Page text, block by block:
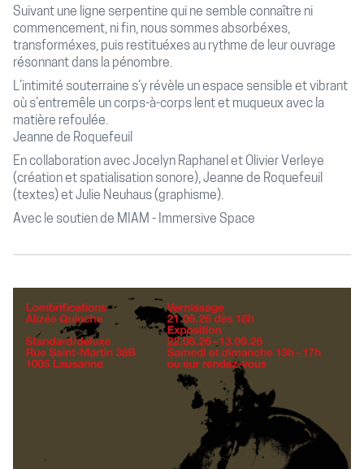
Suivant une ligne serpentine qui ne semble connaître ni
commencement, ni fin, nous sommes absorbéxes,
transforméxes, puis restituéxes au rythme de leur ouvrage
résonnant dans la pénombre.
L’intimité souterraine s’y révèle un espace sensible et vibrant
où s’entremêle un corps-à-corps lent et muqueux avec la
matière refoulée.
Jeanne de Roquefeuil
En collaboration avec Jocelyn Raphanel et Olivier Verleye
(création et spatialisation sonore), Jeanne de Roquefeuil
(textes) et Julie Neuhaus (graphisme).
Avec le soutien de MIAM - Immersive Space